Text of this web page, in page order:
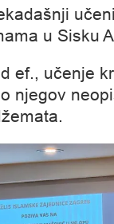
u Sisku
ef., učenje
njegov